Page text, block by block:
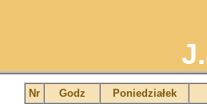
Nr Godz Poniedziałek